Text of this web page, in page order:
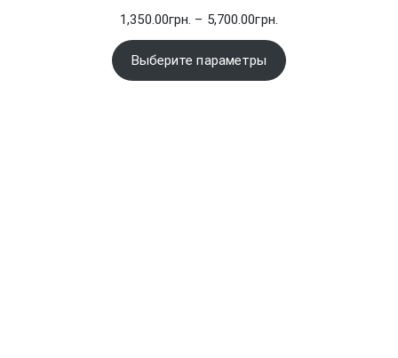
1,350.00грн. – 5,700.00грн.
1,350.00грн.
–
Выберите параметры